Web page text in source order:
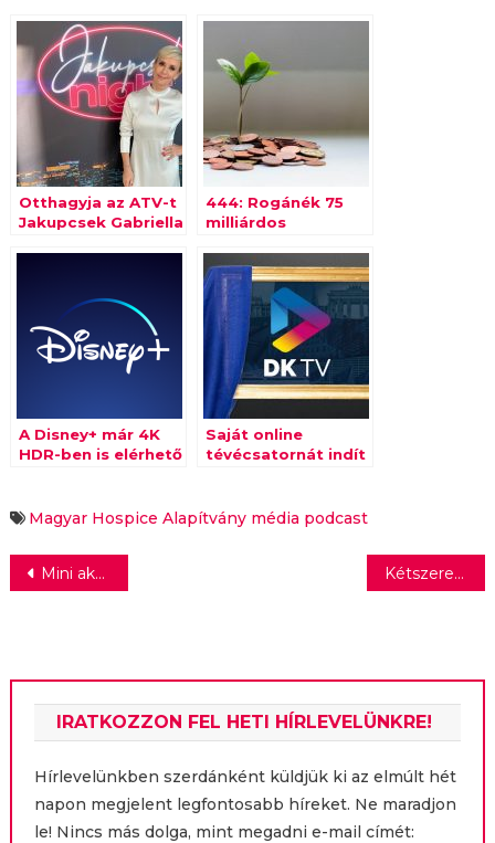
Otthagyja az ATV-t
Jakupcsek Gabriella
444: Rogánék 75
milliárdos
keretmegállapodást
kötöttek a Balásy
Gyula-féle
cégcsoporttal
A Disney+ már 4K
HDR-ben is elérhető
Saját online
tévécsatornát indít
Magyar Hospice Alapítvány média podcast
Bejegyzés
Mini akciófilmmel reklámozza a Lexus a vadonatúj RX turbófelöltöltéses hibrid kivitelét Kétszeresére nőtt a kifizetetlen számlák aránya a magyar gazdaságban
IRATKOZZON FEL HETI HÍRLEVELÜNKRE!
Hírlevelünkben szerdánként küldjük ki az elmúlt hét
napon megjelent legfontosabb híreket. Ne maradjon
le! Nincs más dolga, mint megadni e-mail címét: